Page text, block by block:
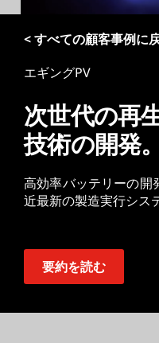
< すべての顧客事例に
エギングPV
次世代の再
技術の開発。
高効率バッテリーの開
近最新の製造実行シス
要約を読む